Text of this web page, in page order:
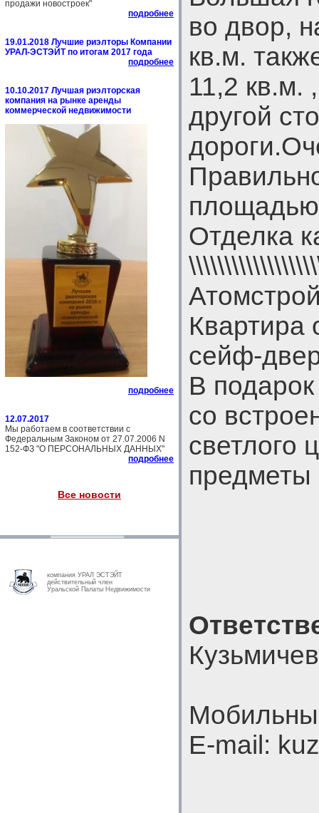
продажи новостроек"
подробнее
19.01.2018 Лучшие риэлторы Компании
УРАЛ-ЭСТЭЙТ по итогам 2017 года
подробнее
10.10.2017 Лучшая риэлторская
компания на рынке аренды
коммерческой недвижимости
подробнее
12.07.2017
Мы работаем в соответствии с
Федеральным Законом от 27.07.2006 N
152-ФЗ "О ПЕРСОНАЛЬНЫХ ДАННЫХ"
подробнее
Все новости
компания УРАЛ ЭСТЭЙТ
действительный член
Уральской Палаты Недвижимости
во двор,
кв.м.
11,2 кв.м.
другой
площадью
Отделка
Квартира
сейф-
В
со
светлого
предметы
E-mail: